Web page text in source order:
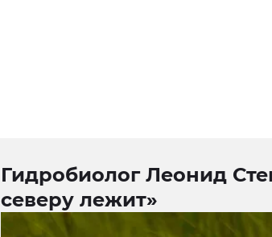
Гидробиолог Леонид
северу лежит»